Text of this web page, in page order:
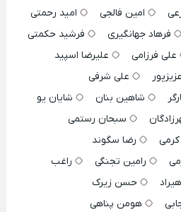
امین فالجی
امید رحمتی
فرهاد جهانگیری
فرشید حکمتی
علی فرزامی
علیرضا اسپید
علی شرفی
شاهین بنان
شایان یو
سبحان رستمی
کرمی
رضا سگوند
رامین تجنگی
راغب
حسن زیرک
هومن پناهی